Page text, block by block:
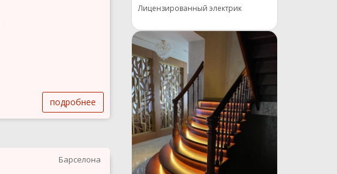
подробнее
Барселона
Лицензированный электрик